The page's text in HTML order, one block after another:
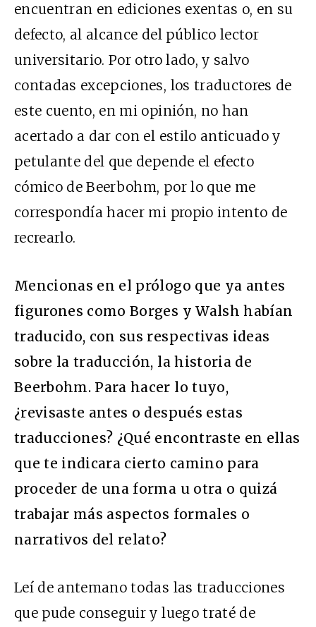
encuentran en ediciones exentas o, en su
defecto, al alcance del público lector
universitario. Por otro lado, y salvo
contadas excepciones, los traductores de
este cuento, en mi opinión, no han
acertado a dar con el estilo anticuado y
petulante del que depende el efecto
cómico de Beerbohm, por lo que me
correspondía hacer mi propio intento de
recrearlo.
Mencionas en el prólogo que ya antes
figurones como Borges y Walsh habían
traducido, con sus respectivas ideas
sobre la traducción, la historia de
Beerbohm. Para hacer lo tuyo,
¿revisaste antes o después estas
traducciones? ¿Qué encontraste en ellas
que te indicara cierto camino para
proceder de una forma u otra o quizá
trabajar más aspectos formales o
narrativos del relato?
Leí de antemano todas las traducciones
que pude conseguir y luego traté de